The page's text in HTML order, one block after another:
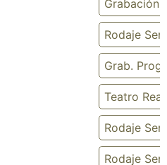
Grabación
Rodaje
Grab.
Teatro
Rodaje
Rodaje